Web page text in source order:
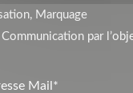
Marquage
Communication par
Mail*